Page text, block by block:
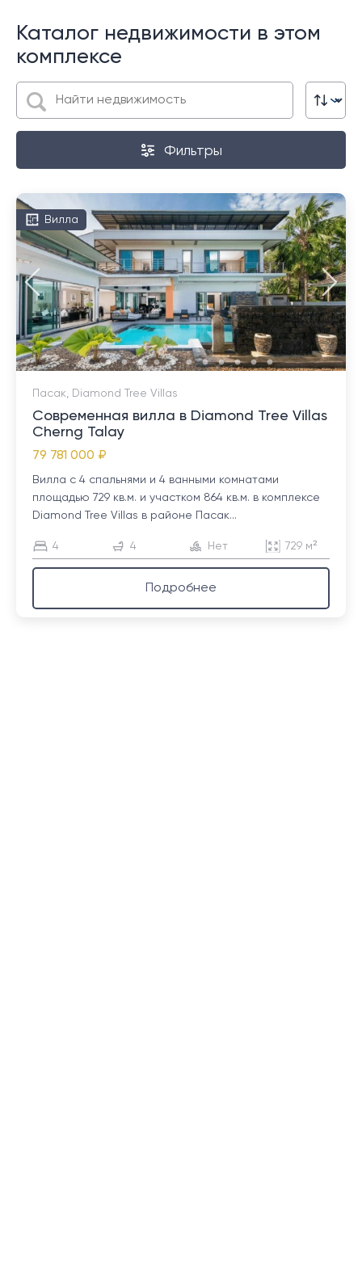
Каталог недвижимости в этом
комплексе
Фильтры
Вилла
Пасак, Diamond Tree Villas
Современная вилла в Diamond Tree Villas
Cherng Talay
79 781 000 ₽
Вилла с 4 спальнями и 4 ванными комнатами
площадью 729 кв.м. и участком 864 кв.м. в комплексе
Diamond Tree Villas в районе Пасак...
4 4 Нет 729 м²
Подробнее